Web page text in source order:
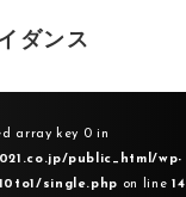
ダンス
array key 0 in
public_html/wp-
single.php on line 14